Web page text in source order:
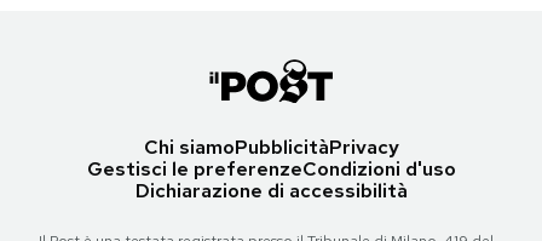
Chi siamoPubblicitàPrivacy
Gestisci le preferenzeCondizioni d'uso
Dichiarazione di accessibilità